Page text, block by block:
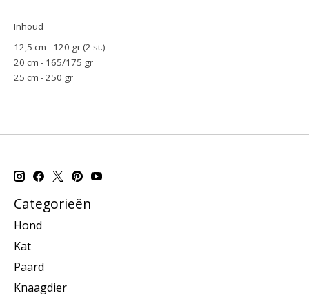
Inhoud
12,5 cm - 120 gr (2 st.)
20 cm - 165/175 gr
25 cm - 250 gr
Categorieën
Hond
Kat
Paard
Knaagdier